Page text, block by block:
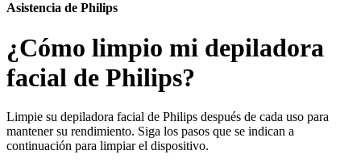
Asistencia de Philips
¿Cómo limpio mi depiladora
facial de Philips?
Limpie su depiladora facial de Philips después de cada uso para
mantener su rendimiento. Siga los pasos que se indican a
continuación para limpiar el dispositivo.